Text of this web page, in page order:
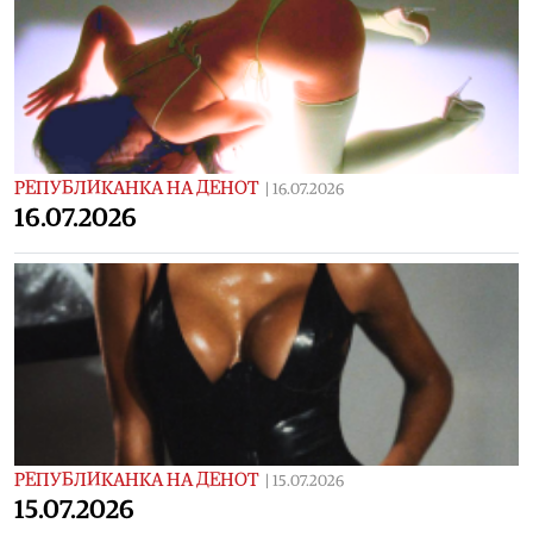
РЕПУБЛИКАНКА НА ДЕНОТ 16.07.2026
16.07.2026
РЕПУБЛИКАНКА НА ДЕНОТ 15.07.2026
15.07.2026